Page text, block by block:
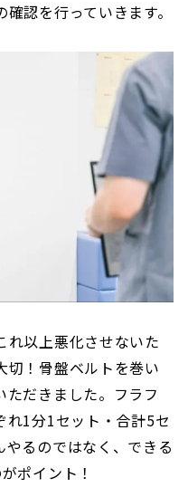
認を行っていきます。
れ以上悪化させないた
切！骨盤ベルトを巻い
ただきました。フラフ
れ1分1セット・合計5セ
やるのではなく、できる
ポイント！